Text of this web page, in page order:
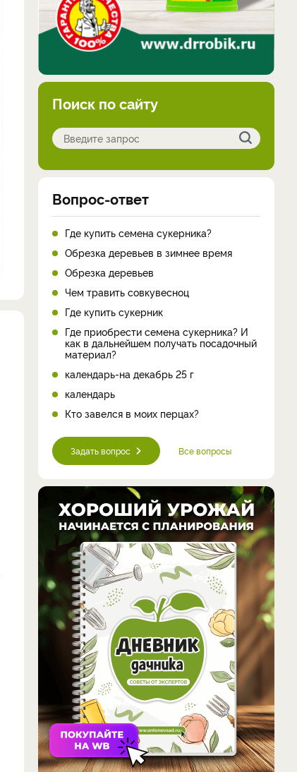
Поиск по сайту
Вопрос-ответ
Где купить семена сукерника?
Обрезка деревьев в зимнее время
Обрезка деревьев
Чем травить совкувесноц
Где купить сукерник
Где приобрести семена сукерника? И
как в дальнейшем получать посадочный
материал?
календарь-на декабрь 25 г
календарь
Кто завелся в моих перцах?
Задать вопрос Все вопросы